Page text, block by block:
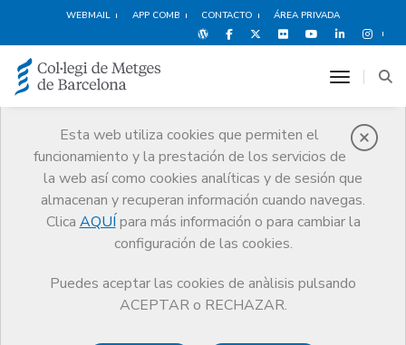
WEBMAIL APP COMB CONTACTO ÁREA PRIVADA
Esta web utiliza cookies que permiten el
funcionamiento y la prestación de los servicios de
la web así como cookies analíticas y de sesión que
almacenan y recuperan información cuando navegas.
Clica AQUÍ para más información o para cambiar la
configuración de las cookies.
Puedes aceptar las cookies de anàlisis pulsando
ACEPTAR o RECHAZAR.
toggle
Quiénes somos
El CoMB El CoMB
El CoMB